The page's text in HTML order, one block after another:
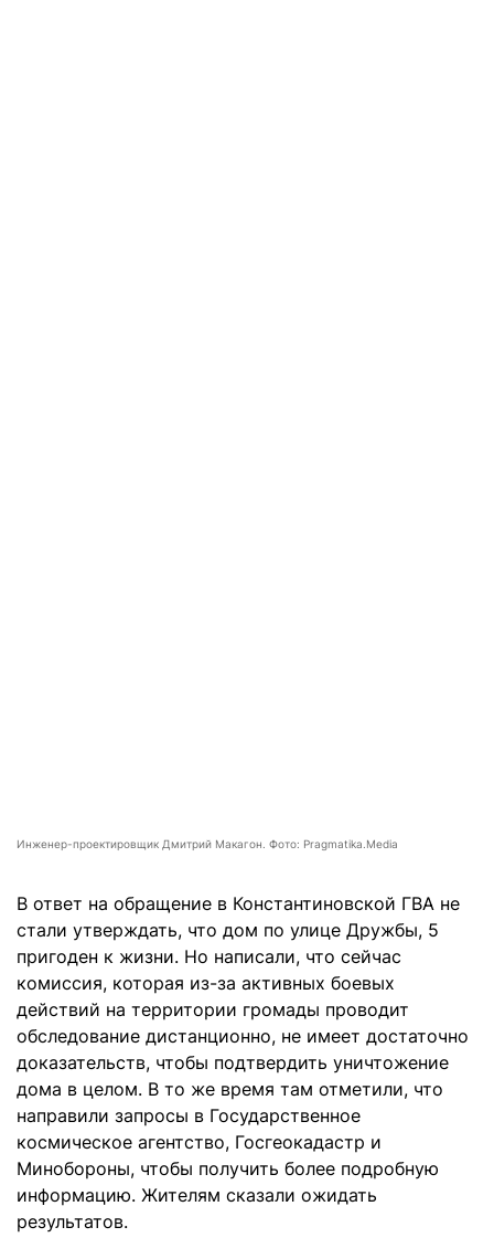
Инженер-проектировщик Дмитрий Макагон. Фото: Pragmatika.Media
В ответ на обращение в Константиновской ГВА не
стали утверждать, что дом по улице Дружбы, 5
пригоден к жизни. Но написали, что сейчас
комиссия, которая из-за активных боевых
действий на территории громады проводит
обследование дистанционно, не имеет достаточно
доказательств, чтобы подтвердить уничтожение
дома в целом. В то же время там отметили, что
направили запросы в Государственное
космическое агентство, Госгеокадастр и
Минобороны, чтобы получить более подробную
информацию. Жителям сказали ожидать
результатов.